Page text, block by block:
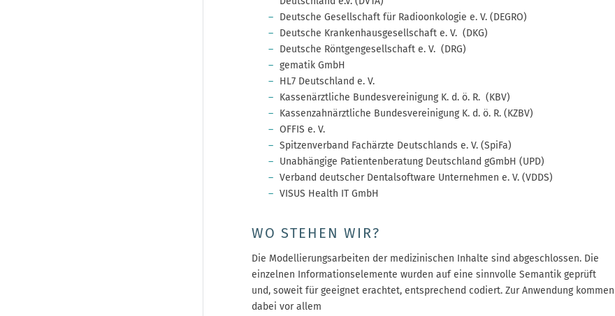
Deutsche Gesellschaft für Radioonkologie e. V. (DEGRO)
Deutsche Krankenhausgesellschaft e. V. (DKG)
Deutsche Röntgengesellschaft e. V. (DRG)
gematik GmbH
HL7 Deutschland e. V.
Kassenärztliche Bundesvereinigung K. d. ö. R. (KBV)
Kassenzahnärztliche Bundesvereinigung K. d. ö. R. (KZBV)
OFFIS e. V.
Spitzenverband Fachärzte Deutschlands e. V. (SpiFa)
Unabhängige Patientenberatung Deutschland gGmbH (UPD)
Verband deutscher Dentalsoftware Unternehmen e. V. (VDDS)
VISUS Health IT GmbH
WO STEHEN WIR?
Die Modellierungsarbeiten der medizinischen Inhalte sind abgeschlossen. Die
einzelnen Informationselemente wurden auf eine sinnvolle Semantik geprüft
und, soweit für geeignet erachtet, entsprechend codiert. Zur Anwendung kommen
dabei vor allem